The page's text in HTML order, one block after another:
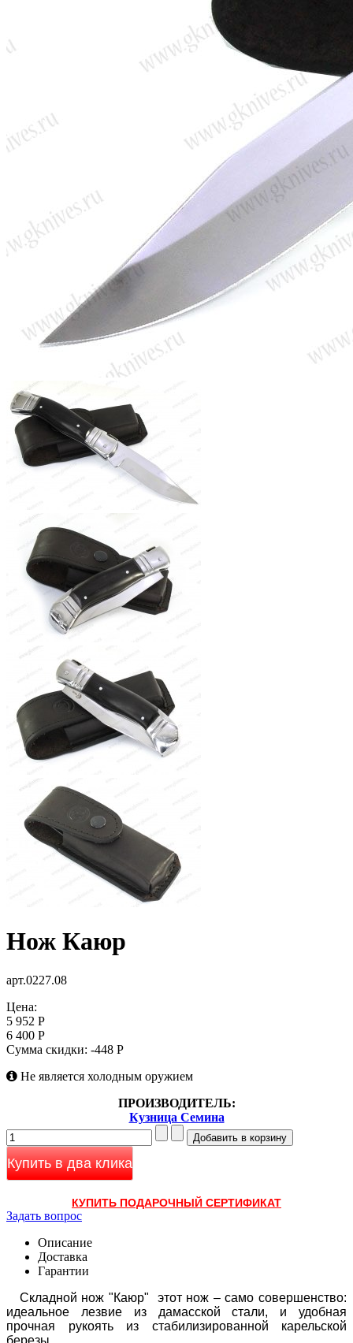
Нож Каюр
арт.0227.08
Цена:
5 952 Р
6 400 Р
Сумма скидки: -448 Р
Не является холодным оружием
ПРОИЗВОДИТЕЛЬ:
Кузница Семина
Купить в два клика
КУПИТЬ ПОДАРОЧНЫЙ СЕРТИФИКАТ
Задать вопрос
Описание
Доставка
Гарантии
Складной нож "Каюр" этот нож – само совершенство:
идеальное лезвие из дамасской стали, и удобная
прочная рукоять из стабилизированной карельской
березы.